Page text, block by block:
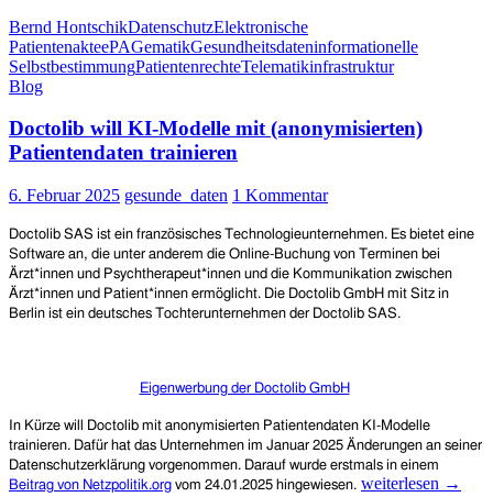
allen,
sich
bei
der
ePA
alsbald
Bernd HontschikDatenschutzElektronische
PatientenakteePAGematikGesundheitsdateninformationelle
SelbstbestimmungPatientenrechteTelematikinfrastruktur
Blog
Doctolib will KI-Modelle mit (anonymisierten)
Patientendaten trainieren
6. Februar 2025 gesunde_daten 1 Kommentar
Doctolib SAS ist ein französisches Technologieunternehmen. Es bietet eine
Software an, die unter anderem die Online-Buchung von Terminen bei
Ärzt*innen und Psychtherapeut*innen und die Kommunikation zwischen
Ärzt*innen und Patient*innen ermöglicht. Die Doctolib GmbH mit Sitz in
Berlin ist ein deutsches Tochterunternehmen der Doctolib SAS.
Eigenwerbung der Doctolib GmbH
In Kürze will Doctolib mit anonymisierten Patientendaten KI-Modelle
trainieren. Dafür hat das Unternehmen im Januar 2025 Änderungen an seiner
Datenschutzerklärung vorgenommen. Darauf wurde erstmals in einem
Beitrag von Netzpolitik.org vom 24.01.2025 hingewiesen. Doctolib
weiterlesen →